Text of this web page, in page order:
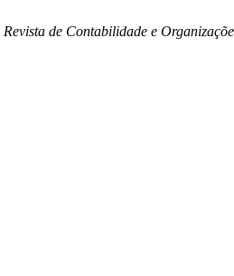
Revista de Contabilidade e